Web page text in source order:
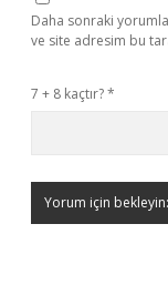
Daha sonraki
ve site adresim bu
7 + 8 kaçtır?*